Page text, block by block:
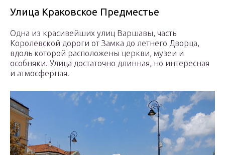
Улица Краковское Предместье
Одна из красивейших улиц Варшавы, часть
Королевской дороги от Замка до летнего Дворца,
вдоль которой расположены церкви, музеи и
особняки. Улица достаточно длинная, но интересная
и атмосферная.